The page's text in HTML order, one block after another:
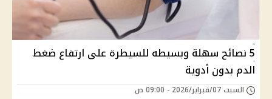
5 نصائح سهلة وبسيطه للسيطرة على ارتفاع ضغط
الدم بدون أدوية
السبت 07/فبراير/2026 - 09:00 ص